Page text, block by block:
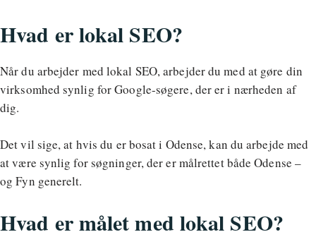
Hvad er lokal SEO?
Når du arbejder med lokal SEO, arbejder du med at gøre din
virksomhed synlig for Google-søgere, der er i nærheden af
dig.
Det vil sige, at hvis du er bosat i Odense, kan du arbejde med
at være synlig for søgninger, der er målrettet både Odense –
og Fyn generelt.
Hvad er målet med lokal SEO?